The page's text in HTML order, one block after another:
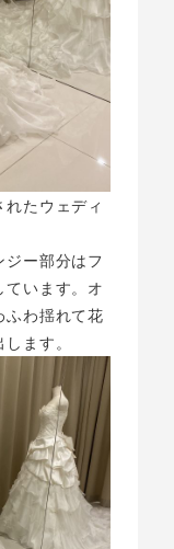
たウェディ
ー部分はフ
ています。オ
ふわ揺れて花
ます。